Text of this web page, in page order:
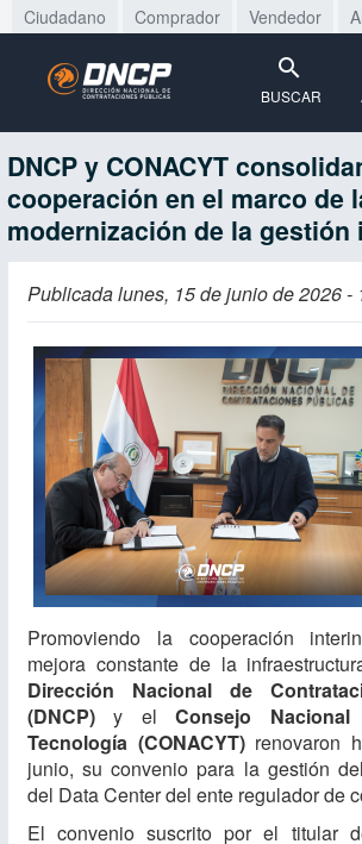
Ciudadano Comprador Vendedor
BUSCAR
DNCP y CONACYT
cooperación en el marco de
modernización de la
Publicada lunes, 15 de junio de 2026 -
Promoviendo la cooperación
mejora constante de la
Dirección Nacional de
(DNCP) y elConsejo
Tecnología (CONACYT)renovaron
junio, su convenio para la gestión
del Data Center del ente regulador de
El convenio suscrito por el titular